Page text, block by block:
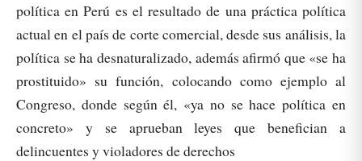
política en Perú es el resultado de una práctica política
actual en el país de corte comercial, desde sus análisis, la
política se ha desnaturalizado, además afirmó que «se ha
prostituido» su función, colocando como ejemplo al
Congreso, donde según él, «ya no se hace política en
concreto» y se aprueban leyes que benefician a
delincuentes y violadores de derechos